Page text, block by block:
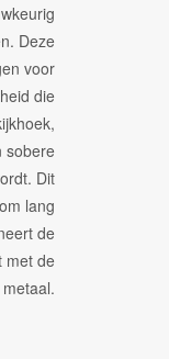
Deze
voor
die
sobere
Dit
lang
de
met de